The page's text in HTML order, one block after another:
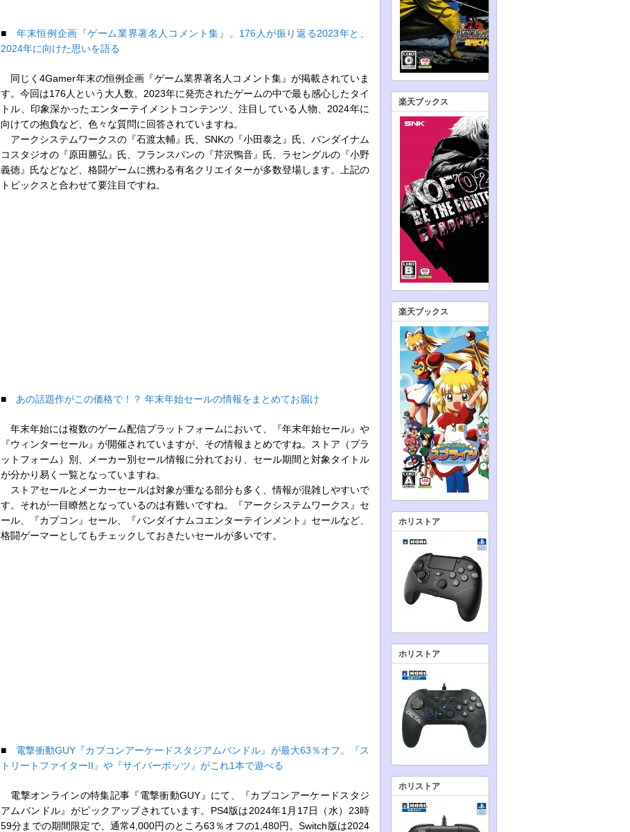
■年末恒例企画『ゲーム業界著名人コメント集』。176人が振り返る2023年と、
2024年に向けた思いを語る
同じく4Gamer年末の恒例企画『ゲーム業界著名人コメント集』が掲載されていま
す。今回は176人という大人数。2023年に発売されたゲームの中で最も感心したタイ
トル、印象深かったエンターテイメントコンテンツ、注目している人物、2024年に
向けての抱負など、色々な質問に回答されていますね。
アークシステムワークスの『石渡太輔』氏、SNKの『小田泰之』氏、バンダイナム
コスタジオの『原田勝弘』氏、フランスパンの『芹沢鴨音』氏、ラセングルの『小野
義徳』氏などなど、格闘ゲームに携わる有名クリエイターが多数登場します。上記の
トピックスと合わせて要注目ですね。
■ あの話題作がこの価格で！？ 年末年始セールの情報をまとめてお届け
年末年始には複数のゲーム配信プラットフォームにおいて、『年末年始セール』や
『ウィンターセール』が開催されていますが、その情報まとめですね。ストア（プラ
ットフォーム）別、メーカー別セール情報に分れており、セール期間と対象タイトル
が分かり易く一覧となっていますね。
ストアセールとメーカーセールは対象が重なる部分も多く、情報が混雑しやすいで
す。それが一目瞭然となっているのは有難いですね。『アークシステムワークス』セ
ール、『カプコン』セール、『バンダイナムコエンターテインメント』セールなど、
格闘ゲーマーとしてもチェックしておきたいセールが多いです。
■ 電撃衝動GUY『カプコンアーケードスタジアムバンドル』が最大63％オフ。『ス
トリートファイターII』や『サイバーボッツ』がこれ1本で遊べる
電撃オンラインの特集記事『電撃衝動GUY』にて、『カプコンアーケードスタジ
アムバンドル』がピックアップされています。PS4版は2024年1月17日（水）23時
59分までの期間限定で、通常4,000円のところ63％オフの1,480円。Switch版は2024
楽天ブックス
楽天ブックス
ホリストア
ホリストア
ホリストア